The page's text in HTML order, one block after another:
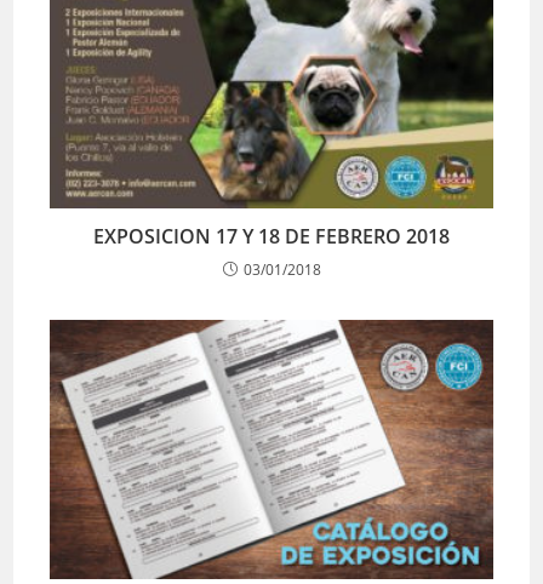
EXPOSICION 17 Y 18 DE FEBRERO 2018
03/01/2018